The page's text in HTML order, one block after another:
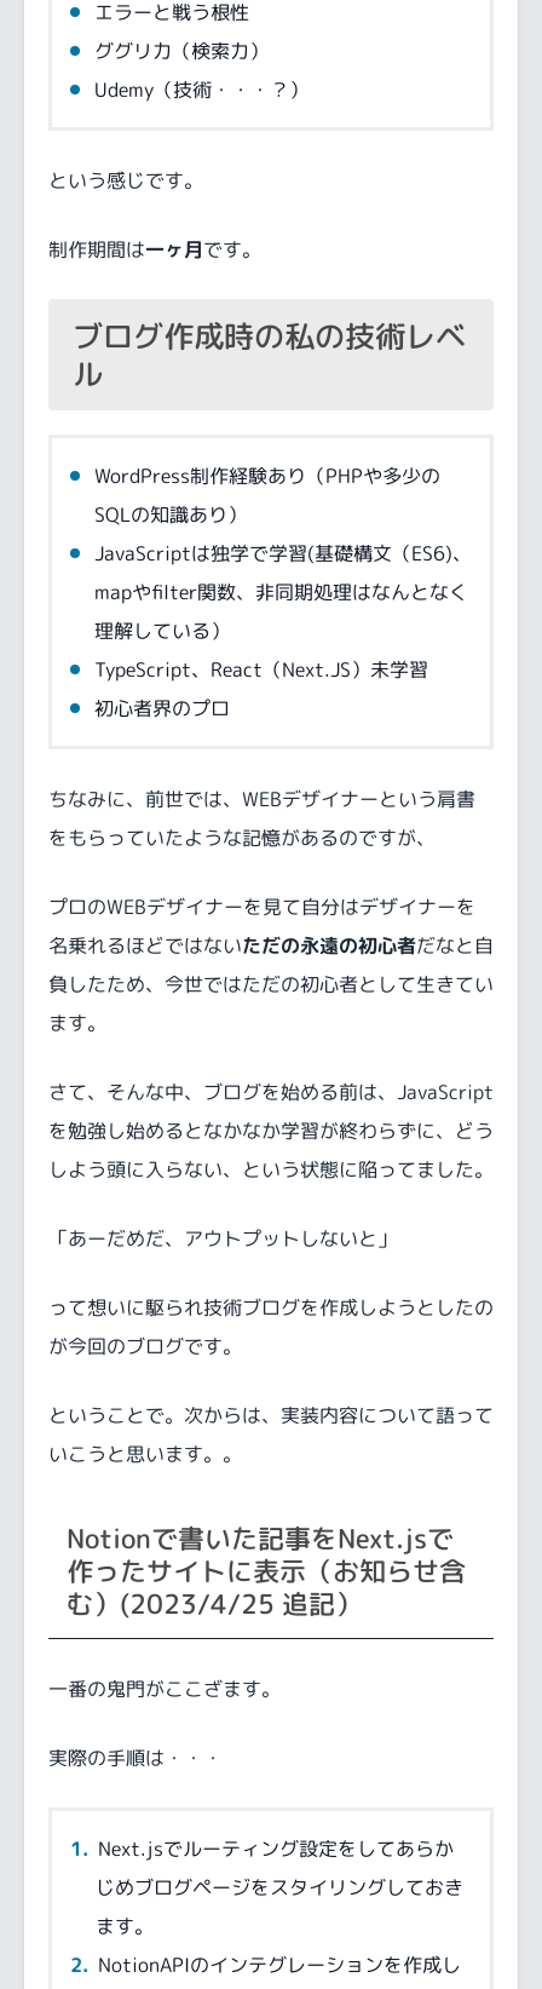
エラーと戦う根性
ググリ力（検索力）
Udemy（技術・・・？）
という感じです。
制作期間は一ヶ月です。
ブログ作成時の私の技術レベ
ル
WordPress制作経験あり（PHPや多少の
SQLの知識あり）
JavaScriptは独学で学習(基礎構文（ES6)、
mapやfilter関数、非同期処理はなんとなく
理解している）
TypeScript、React（Next.JS）未学習
初心者界のプロ
ちなみに、前世では、WEBデザイナーという肩書
をもらっていたような記憶があるのですが、
プロのWEBデザイナーを見て自分はデザイナーを
名乗れるほどではないただの永遠の初心者だなと自
負したため、今世ではただの初心者として生きてい
ます。
さて、そんな中、ブログを始める前は、JavaScript
を勉強し始めるとなかなか学習が終わらずに、どう
しよう頭に入らない、という状態に陥ってました。
「あーだめだ、アウトプットしないと」
って想いに駆られ技術ブログを作成しようとしたの
が今回のブログです。
ということで。次からは、実装内容について語って
いこうと思います。。
Notionで書いた記事をNext.jsで
作ったサイトに表示（お知らせ含
む）(2023/4/25 追記）
一番の鬼門がここざます。
実際の手順は・・・
Next.jsでルーティング設定をしてあらか
じめブログページをスタイリングしておき
ます。
NotionAPIのインテグレーションを作成し